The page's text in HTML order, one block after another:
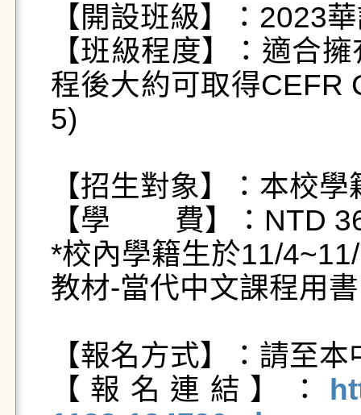
【開設班級】：2023
【班級程度】：適合
程後大約可取得CEFR
5)
【招生對象】：本校
【學        費】：NTD
*校內學籍生於11/
教材-當代中文課程用
【報名方式】：請至
【報名連結】：